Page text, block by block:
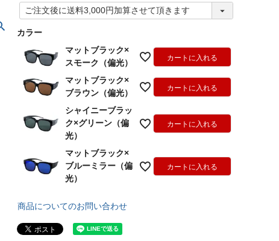
(
必
カラー
マットブラック×
スモーク（偏光）
カートに入れる
マットブラック×
ブラウン（偏光）
カートに入れる
シャイニーブラッ
ク×グリーン（偏
光）
カートに入れる
マットブラック×
ブルーミラー（偏
光）
カートに入れる
商品についてのお問い合わせ